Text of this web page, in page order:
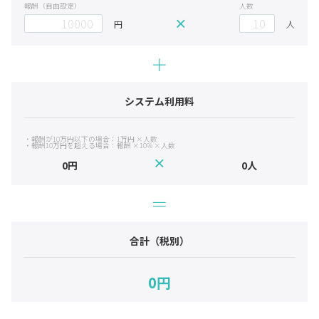
報酬（自由設定）
円 ×
人数
人
＋
システム利用料
・報酬が10万円以下の場合：1万円 ×人数
・報酬10万円を超える場合：報酬 ×10% ×人数
0円 × 0人
＝
合計（税別）
0円